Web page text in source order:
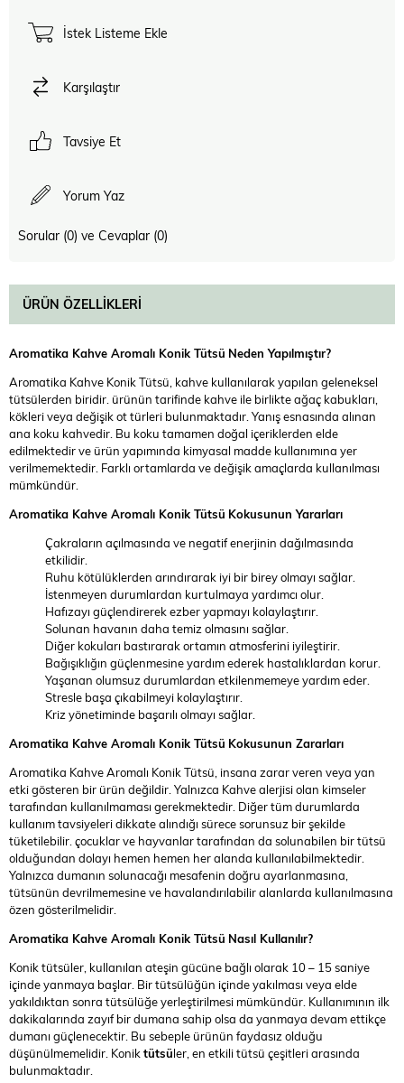
İstek Listeme Ekle
Karşılaştır
Tavsiye Et
Yorum Yaz
Sorular (0) ve Cevaplar (0)
ÜRÜN ÖZELLIKLERI
Aromatika Kahve Aromalı Konik Tütsü Neden Yapılmıştır?
Aromatika Kahve Konik Tütsü, kahve kullanılarak yapılan geleneksel
tütsülerden biridir. ürünün tarifinde kahve ile birlikte ağaç kabukları,
kökleri veya değişik ot türleri bulunmaktadır. Yanış esnasında alınan
ana koku kahvedir. Bu koku tamamen doğal içeriklerden elde
edilmektedir ve ürün yapımında kimyasal madde kullanımına yer
verilmemektedir. Farklı ortamlarda ve değişik amaçlarda kullanılması
mümkündür.
Aromatika Kahve Aromalı Konik Tütsü Kokusunun Yararları
Çakraların açılmasında ve negatif enerjinin dağılmasında
etkilidir.
Ruhu kötülüklerden arındırarak iyi bir birey olmayı sağlar.
İstenmeyen durumlardan kurtulmaya yardımcı olur.
Hafızayı güçlendirerek ezber yapmayı kolaylaştırır.
Solunan havanın daha temiz olmasını sağlar.
Diğer kokuları bastırarak ortamın atmosferini iyileştirir.
Bağışıklığın güçlenmesine yardım ederek hastalıklardan korur.
Yaşanan olumsuz durumlardan etkilenmemeye yardım eder.
Stresle başa çıkabilmeyi kolaylaştırır.
Kriz yönetiminde başarılı olmayı sağlar.
Aromatika Kahve Aromalı Konik Tütsü Kokusunun Zararları
Aromatika Kahve Aromalı Konik Tütsü, insana zarar veren veya yan
etki gösteren bir ürün değildir. Yalnızca Kahve alerjisi olan kimseler
tarafından kullanılmaması gerekmektedir. Diğer tüm durumlarda
kullanım tavsiyeleri dikkate alındığı sürece sorunsuz bir şekilde
tüketilebilir. çocuklar ve hayvanlar tarafından da solunabilen bir tütsü
olduğundan dolayı hemen hemen her alanda kullanılabilmektedir.
Yalnızca dumanın solunacağı mesafenin doğru ayarlanmasına,
tütsünün devrilmemesine ve havalandırılabilir alanlarda kullanılmasına
özen gösterilmelidir.
Aromatika Kahve Aromalı Konik Tütsü Nasıl Kullanılır?
Konik tütsüler, kullanılan ateşin gücüne bağlı olarak 10 – 15 saniye
içinde yanmaya başlar. Bir tütsülüğün içinde yakılması veya elde
yakıldıktan sonra tütsülüğe yerleştirilmesi mümkündür. Kullanımının ilk
dakikalarında zayıf bir dumana sahip olsa da yanmaya devam ettikçe
dumanı güçlenecektir. Bu sebeple ürünün faydasız olduğu
düşünülmemelidir. Koniktütsüler, en etkili tütsü çeşitleri arasında
bulunmaktadır.